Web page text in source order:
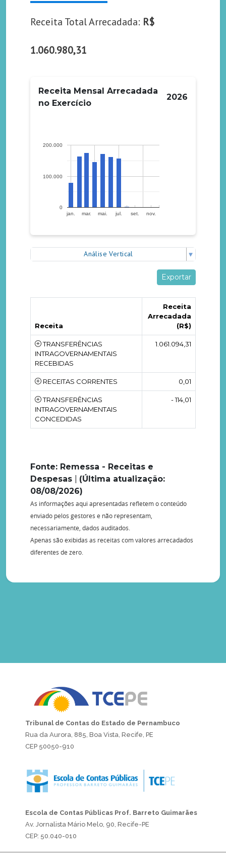
Tribunal de Contas do Estado de Pernambuco
Rua da Aurora, 885, Boa Vista, Recife, PE
CEP 50050-910
Escola de Contas Públicas Prof. Barreto Guimarães
Av. Jornalista Mário Melo, 90, Recife-PE
CEP: 50.040-010